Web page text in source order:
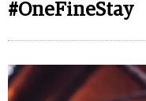
#OneFineStay